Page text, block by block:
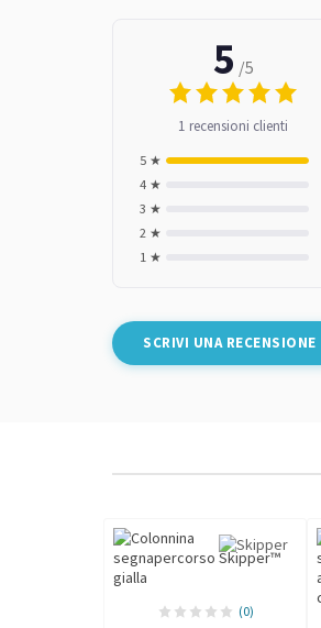
5 /5
1 recensioni clienti
5 ★
4 ★
3 ★
2 ★
1 ★
SCRIVI UNA RECENSIONE
(0)